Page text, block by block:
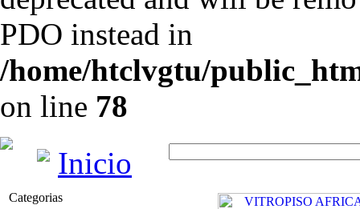
PDO instead in
/home/htclvgtu/
on line 78
Inicio
Categorias